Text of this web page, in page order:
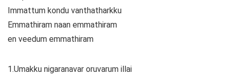
Immattum kondu vanthatharkku
Emmathiram naan emmathiram
en veedum emmathiram
1.Umakku nigaranavar oruvarum illai